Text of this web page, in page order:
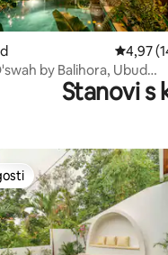
recenzija: 87
4,97
by Balihora, Ubud
Stanovi s